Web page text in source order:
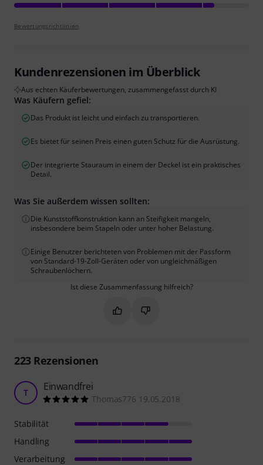
Bewertungsrichtlinien
Kundenrezensionen im Überblick
Aus echten Käuferbewertungen, zusammengefasst durch KI
Was Käufern gefiel:
Das Produkt ist leicht und einfach zu transportieren.
Es bietet für seinen Preis einen guten Schutz für die Ausrüstung.
Der integrierte Stauraum in einem der Deckel ist ein praktisches
Detail.
Was Sie außerdem wissen sollten:
Die Kunststoffkonstruktion kann an Steifigkeit mangeln,
insbesondere beim Stapeln oder unter hoher Belastung.
Einige Benutzer berichteten von Problemen mit der Passform
von Standard-19-Zoll-Geräten oder von ungleichmäßigen
Schraubenlöchern.
Ist diese Zusammenfassung hilfreich?
Markieren Sie diese
Markieren Sie diese
223Rezensionen
T Einwandfrei
Thomas776 19.05.2018
Stabilität
Handling
Verarbeitung